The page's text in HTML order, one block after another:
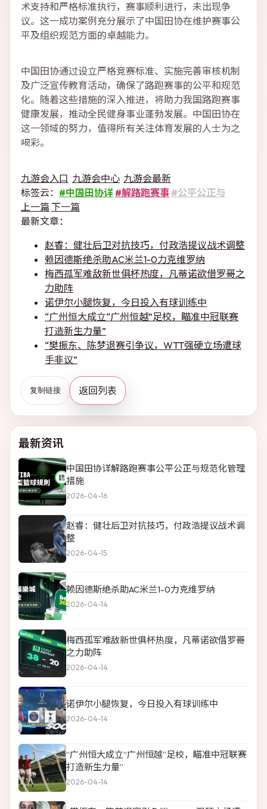
术支持和严格标准执行，赛事顺利进行，未出现争
议。这一成功案例充分展示了中国田协在维护赛事公
平及组织规范方面的卓越能力。
中国田协通过设立严格竞赛标准、实施完善审核机制
及广泛宣传教育活动，确保了路跑赛事的公平和规范
化。随着这些措施的深入推进，将助力我国路跑赛事
健康发展，推动全民健身事业蓬勃发展。中国田协在
这一领域的努力，值得所有关注体育发展的人士为之
喝彩。
九游会入口 九游会中心 九游会最新
标签云： #中国田协详 #解路跑赛事 #公平公正与
上一篇下一篇
最新文章：
赵睿：健壮后卫对抗技巧，付政浩提议战术调整
赖因德斯绝杀助AC米兰1-0力克维罗纳
梅西孤军难敌新世俱杯热度，凡蒂诺欲借罗哥之
力助阵
诺伊尔小腿恢复，今日投入有球训练中
“广州恒大成立“广州恒越”足校，瞄准中冠联赛
打造新生力量”
“樊振东、陈梦退赛引争议，WTT强硬立场遭球
手非议”
复制链接 返回列表
最新资讯
中国田协详解路跑赛事公平公正与规范化管理
措施
2026-04-16
赵睿：健壮后卫对抗技巧，付政浩提议战术调
整
2026-04-15
赖因德斯绝杀助AC米兰1-0力克维罗纳
2026-04-14
梅西孤军难敌新世俱杯热度，凡蒂诺欲借罗哥
之力助阵
2026-04-14
诺伊尔小腿恢复，今日投入有球训练中
2026-04-14
“广州恒大成立“广州恒越”足校，瞄准中冠联赛
打造新生力量”
2026-04-14